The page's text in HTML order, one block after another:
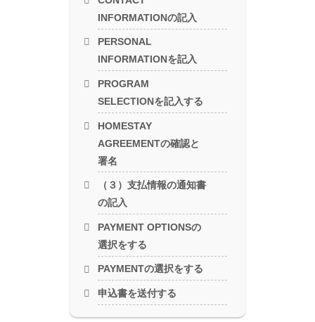
INFORMATIONの記入
PERSONAL
INFORMATIONを記入
PROGRAM
SELECTIONを記入する
HOMESTAY
AGREEMENTの確認と
署名
（３）支払情報の通知書
の記入
PAYMENT OPTIONSの
選択をする
PAYMENTの選択をする
申込書を送付する